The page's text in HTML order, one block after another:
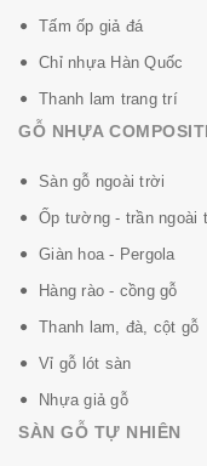
Tấm ốp giả đá
Chỉ nhựa Hàn Quốc
Thanh lam trang trí
GỖ NHỰA
Sàn gỗ ngoài trời
Ốp tường - trần ngoài
Giàn hoa - Pergola
Hàng rào - cồng gỗ
Thanh lam, đà, cột gỗ
Vỉ gỗ lót sàn
Nhựa giả gỗ
SÀN GỖ TỰ NHIÊN